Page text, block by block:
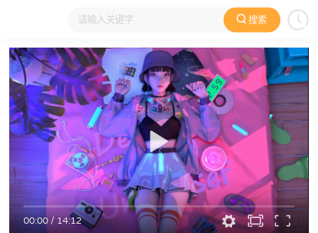
搜索
大家在看 日本动漫 国产动漫 欧美动漫 动漫电影
00:00/14:12